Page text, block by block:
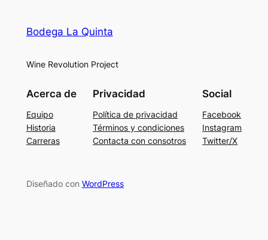
Bodega La Quinta
Wine Revolution Project
Acerca de
Equipo
Historia
Carreras
Privacidad
Política de privacidad
Términos y condiciones
Contacta con consotros
Social
Facebook
Instagram
Twitter/X
Diseñado con WordPress